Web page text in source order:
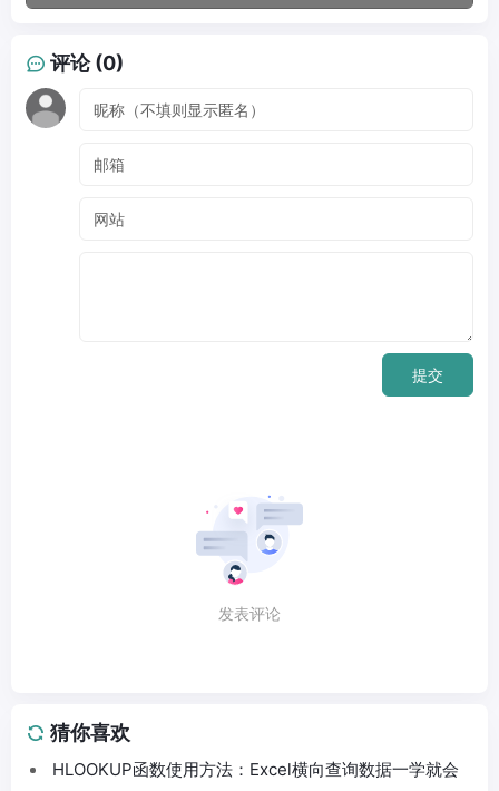
评论 (0)
提交
发表评论
猜你喜欢
HLOOKUP函数使用方法：Excel横向查询数据一学就会